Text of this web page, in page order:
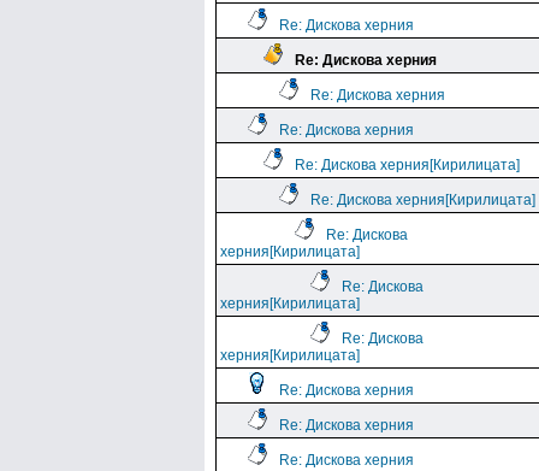
Re: Дискова херния
Re: Дискова херния
Re: Дискова херния
Re: Дискова херния
Re: Дискова херния[Кирилицата]
Re: Дискова херния[Кирилицата]
Re: Дискова
херния[Кирилицата]
Re: Дискова
херния[Кирилицата]
Re: Дискова
херния[Кирилицата]
Re: Дискова херния
Re: Дискова херния
Re: Дискова херния